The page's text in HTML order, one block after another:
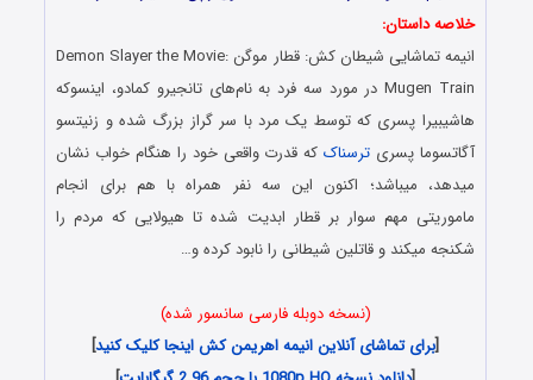
خلاصه داستان:
انیمه تماشایی شیطان کش: قطار موگن Demon Slayer the Movie:
Mugen Train در مورد سه فرد به نام‌های تانجیرو کمادو، اینسوکه
هاشیبیرا پسری که توسط یک مرد با سر گراز بزرگ شده و زنیتسو
آگاتسوما پسری ترسناککه قدرت واقعی خود را هنگام خواب نشان
میدهد، میباشد؛ اکنون این سه نفر همراه با هم برای انجام
ماموریتی مهم سوار بر قطار ابدیت شده تا هیولایی که مردم را
شکنجه میکند و قاتلین شیطانی را نابود کرده و…
(نسخه دوبله فارسی سانسور شده)
[برای تماشای آنلاین انیمه اهریمن کش اینجا کلیک کنید]